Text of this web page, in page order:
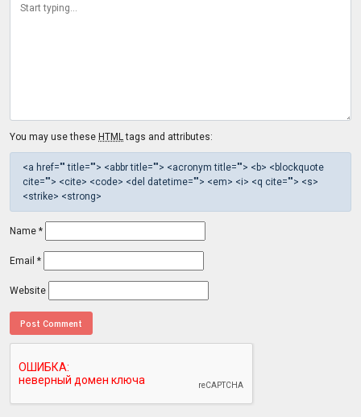
You may use these HTML tags and attributes:
<a href="" title=""> <abbr title=""> <acronym title=""> <b> <blockquote
cite=""> <cite> <code> <del datetime=""> <em> <i> <q cite=""> <s>
<strike> <strong>
Name *
Email *
Website